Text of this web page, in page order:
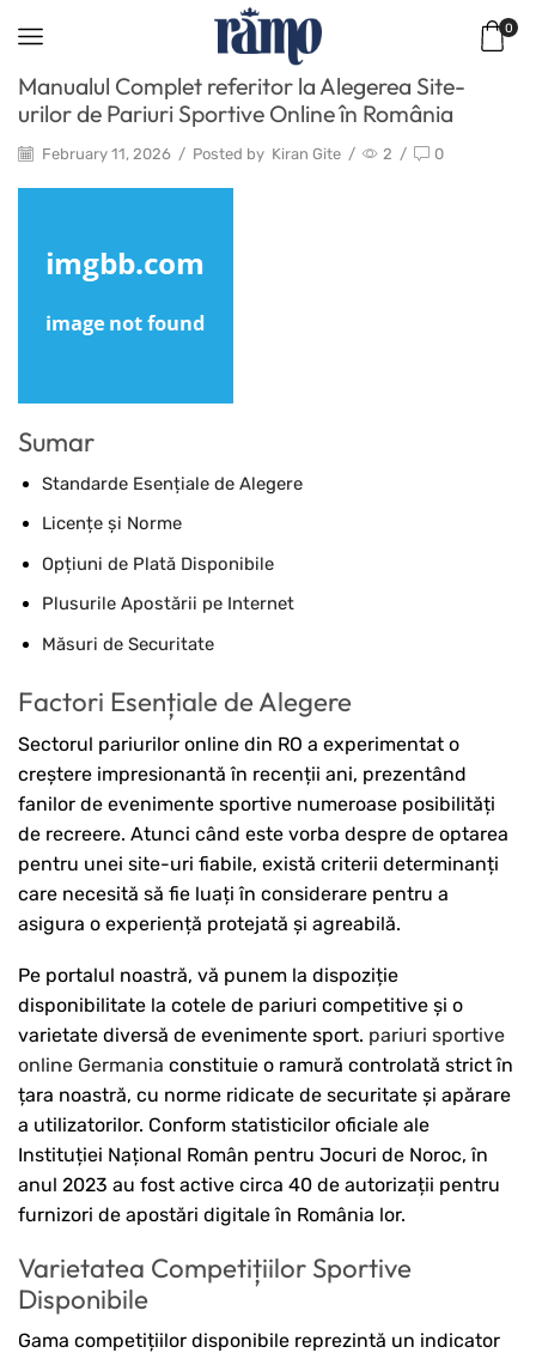
0
Manualul Complet referitor la Alegerea Site-
urilor de Pariuri Sportive Online în România
February 11, 2026 / Posted by Kiran Gite / 2 / 0
Sumar
Standarde Esențiale de Alegere
Licențe și Norme
Opțiuni de Plată Disponibile
Plusurile Apostării pe Internet
Măsuri de Securitate
Factori Esențiale de Alegere
Sectorul pariurilor online din RO a experimentat o
creștere impresionantă în recenții ani, prezentând
fanilor de evenimente sportive numeroase posibilități
de recreere. Atunci când este vorba despre de optarea
pentru unei site-uri fiabile, există criterii determinanți
care necesită să fie luați în considerare pentru a
asigura o experiență protejată și agreabilă.
Pe portalul noastră, vă punem la dispoziție
disponibilitate la cotele de pariuri competitive și o
varietate diversă de evenimente sport. pariuri sportive
online Germania constituie o ramură controlată strict în
țara noastră, cu norme ridicate de securitate și apărare
a utilizatorilor. Conform statisticilor oficiale ale
Instituției Național Român pentru Jocuri de Noroc, în
anul 2023 au fost active circa 40 de autorizații pentru
furnizori de apostări digitale în România lor.
Varietatea Competițiilor Sportive
Disponibile
Gama competițiilor disponibile reprezintă un indicator